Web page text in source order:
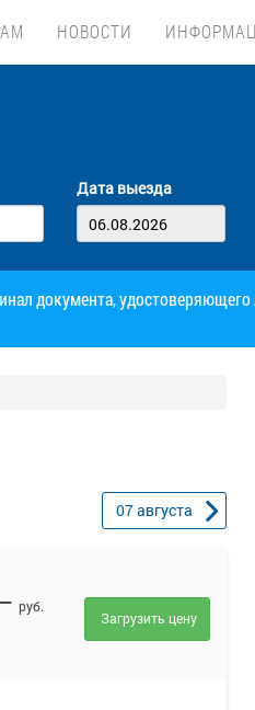
НОВОСТИ
Дата выезда
документа,
07августа
руб.
Загрузить цену